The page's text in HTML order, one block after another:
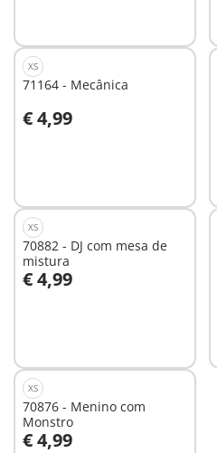
XS
71164 - Mecânica
€ 4,99
XS
70882 - DJ com mesa de
mistura
€ 4,99
XS
70876 - Menino com
Monstro
€ 4,99